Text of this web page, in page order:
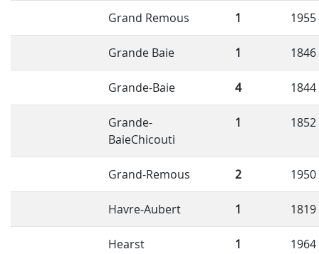
Grand Remous 1 1955
Grande Baie 1 1846
Grande-Baie 4 1844
Grande-
BaieChicouti
1 1852
Grand-Remous 2 1950
Havre-Aubert 1 1819
Hearst 1 1964